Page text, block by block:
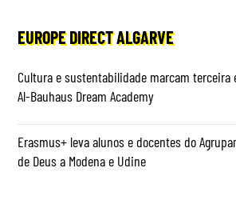
EUROPE DIRECT ALGARVE
Cultura e sustentabilidade marcam terceira
Al-Bauhaus Dream Academy
Erasmus+ leva alunos e docentes do
de Deus a Modena e Udine